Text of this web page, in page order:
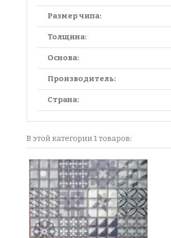
Размер чипа:
Толщина:
Основа:
Производитель:
Страна:
В этой категории 1 товаров: